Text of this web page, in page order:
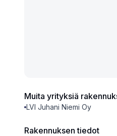
Muita yrityksiä
LVI Juhani Niemi Oy
Rakennuksen tiedot